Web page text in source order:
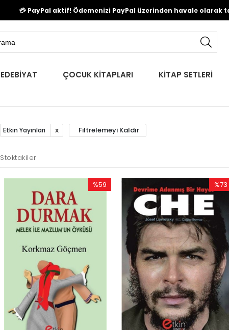
💳 PayPal aktif! Ödemenizi PayPal üzerinden havale olarak
EDEBİYAT ÇOCUK KİTAPLARI KİTAP SETLERİ
Etkin Yayınları Filtrelemeyi Kaldır
Stoktakiler
%59
%59İndirim
%73
İndirim